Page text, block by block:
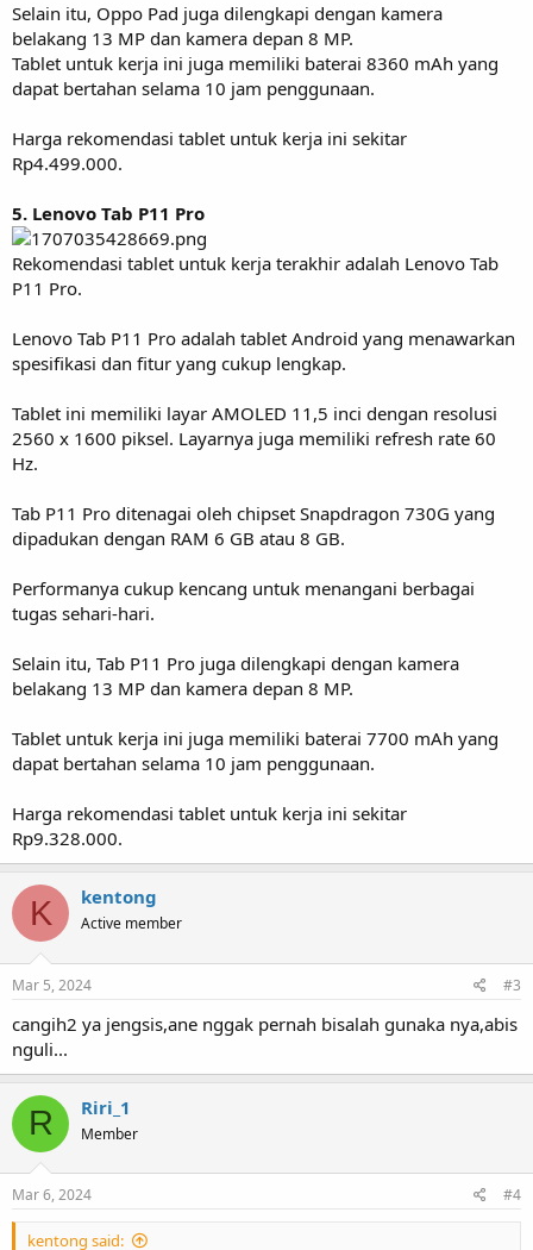
Selain itu, Oppo Pad juga dilengkapi dengan kamera
belakang 13 MP dan kamera depan 8 MP.
Tablet untuk kerja ini juga memiliki baterai 8360 mAh yang
dapat bertahan selama 10 jam penggunaan.
Harga rekomendasi tablet untuk kerja ini sekitar
Rp4.499.000.
5. Lenovo Tab P11 Pro
Rekomendasi tablet untuk kerja terakhir adalah Lenovo Tab
P11 Pro.
Lenovo Tab P11 Pro adalah tablet Android yang menawarkan
spesifikasi dan fitur yang cukup lengkap.
Tablet ini memiliki layar AMOLED 11,5 inci dengan resolusi
2560 x 1600 piksel. Layarnya juga memiliki refresh rate 60
Hz.
Tab P11 Pro ditenagai oleh chipset Snapdragon 730G yang
dipadukan dengan RAM 6 GB atau 8 GB.
Performanya cukup kencang untuk menangani berbagai
tugas sehari-hari.
Selain itu, Tab P11 Pro juga dilengkapi dengan kamera
belakang 13 MP dan kamera depan 8 MP.
Tablet untuk kerja ini juga memiliki baterai 7700 mAh yang
dapat bertahan selama 10 jam penggunaan.
Harga rekomendasi tablet untuk kerja ini sekitar
Rp9.328.000.
K kentong
Active member
Mar 5, 2024 #3
cangih2 ya jengsis,ane nggak pernah bisalah gunaka nya,abis
nguli...
R Riri_1
Member
Mar 6, 2024 #4
kentong said: